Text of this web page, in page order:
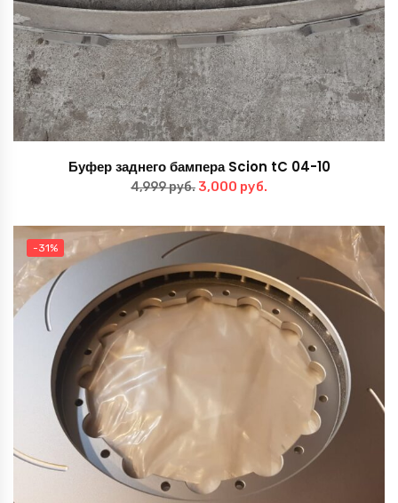
Буфер заднего бампера Scion tC 04-10
4,999руб. Первоначальная
составляла
3,000 руб.
3,000 руб..
-31%